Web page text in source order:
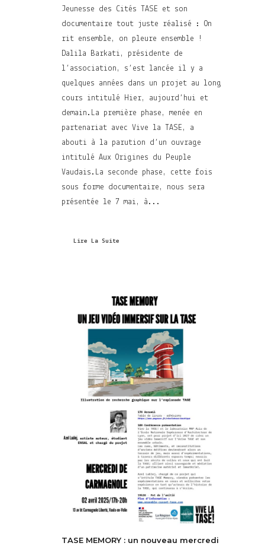
Jeunesse des Cités TASE et son
documentaire tout juste réalisé : On
rit ensemble, on pleure ensemble !
Dalila Barkati, présidente de
l’association, s’est lancée il y a
quelques années dans un projet au long
cours intitulé Hier, aujourd’hui et
demain.La première phase, menée en
partenariat avec Vive la TASE, a
abouti à la parution d’un ouvrage
intitulé Aux Origines du Peuple
Vaudais.La seconde phase, cette fois
sous forme documentaire, nous sera
présentée le 7 mai, à...
Lire La Suite
TASE MEMORY : un nouveau mercredi